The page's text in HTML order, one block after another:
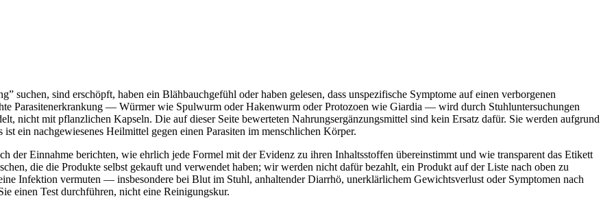
suchen, sind erschöpft, haben ein Blähbauchgefühl oder haben gelesen, dass unspezifische Symptome auf einen verborgenen
Parasitenerkrankung — Würmer wie Spulwurm oder Hakenwurm oder Protozoen wie Giardia — wird durch Stuhluntersuchungen
nicht mit pflanzlichen Kapseln. Die auf dieser Seite bewerteten Nahrungsergänzungsmittel sind kein Ersatz dafür. Sie werden aufgrund
ein nachgewiesenes Heilmittel gegen einen Parasiten im menschlichen Körper.
der Einnahme berichten, wie ehrlich jede Formel mit der Evidenz zu ihren Inhaltsstoffen übereinstimmt und wie transparent das Etikett
die die Produkte selbst gekauft und verwendet haben; wir werden nicht dafür bezahlt, ein Produkt auf der Liste nach oben zu
Infektion vermuten — insbesondere bei Blut im Stuhl, anhaltender Diarrhö, unerklärlichem Gewichtsverlust oder Symptomen nach
einen Test durchführen, nicht eine Reinigungskur.